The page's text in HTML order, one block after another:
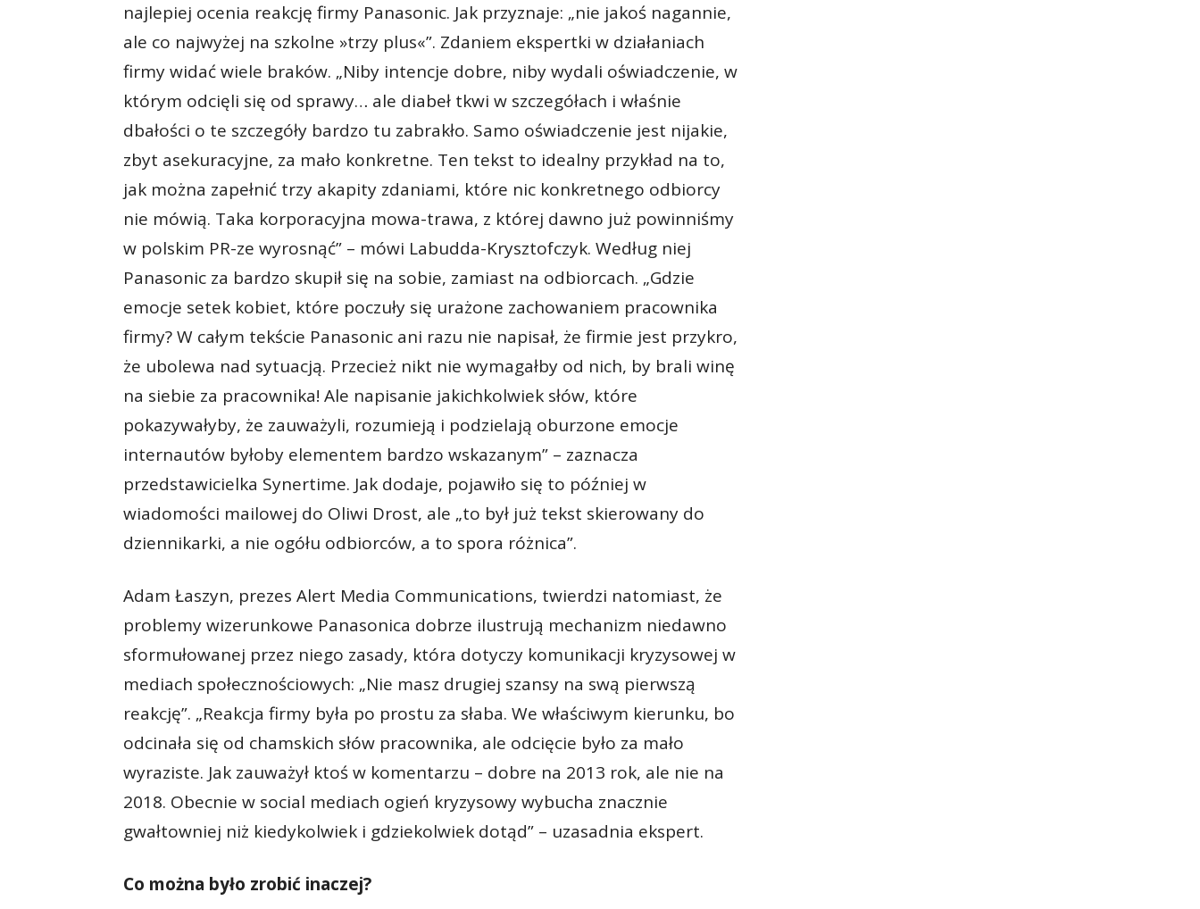
najlepiej ocenia reakcję firmy Panasonic. Jak przyznaje: „nie jakoś nagannie,
ale co najwyżej na szkolne »trzy plus«”. Zdaniem ekspertki w działaniach
firmy widać wiele braków. „Niby intencje dobre, niby wydali oświadczenie, w
którym odcięli się od sprawy… ale diabeł tkwi w szczegółach i właśnie
dbałości o te szczegóły bardzo tu zabrakło. Samo oświadczenie jest nijakie,
zbyt asekuracyjne, za mało konkretne. Ten tekst to idealny przykład na to,
jak można zapełnić trzy akapity zdaniami, które nic konkretnego odbiorcy
nie mówią. Taka korporacyjna mowa-trawa, z której dawno już powinniśmy
w polskim PR-ze wyrosnąć” – mówi Labudda-Krysztofczyk. Według niej
Panasonic za bardzo skupił się na sobie, zamiast na odbiorcach. „Gdzie
emocje setek kobiet, które poczuły się urażone zachowaniem pracownika
firmy? W całym tekście Panasonic ani razu nie napisał, że firmie jest przykro,
że ubolewa nad sytuacją. Przecież nikt nie wymagałby od nich, by brali winę
na siebie za pracownika! Ale napisanie jakichkolwiek słów, które
pokazywałyby, że zauważyli, rozumieją i podzielają oburzone emocje
internautów byłoby elementem bardzo wskazanym” – zaznacza
przedstawicielka Synertime. Jak dodaje, pojawiło się to później w
wiadomości mailowej do Oliwi Drost, ale „to był już tekst skierowany do
dziennikarki, a nie ogółu odbiorców, a to spora różnica”.
Adam Łaszyn, prezes Alert Media Communications, twierdzi natomiast, że
problemy wizerunkowe Panasonica dobrze ilustrują mechanizm niedawno
sformułowanej przez niego zasady, która dotyczy komunikacji kryzysowej w
mediach społecznościowych: „Nie masz drugiej szansy na swą pierwszą
reakcję”. „Reakcja firmy była po prostu za słaba. We właściwym kierunku, bo
odcinała się od chamskich słów pracownika, ale odcięcie było za mało
wyraziste. Jak zauważył ktoś w komentarzu – dobre na 2013 rok, ale nie na
2018. Obecnie w social mediach ogień kryzysowy wybucha znacznie
gwałtowniej niż kiedykolwiek i gdziekolwiek dotąd” – uzasadnia ekspert.
Co można było zrobić inaczej?